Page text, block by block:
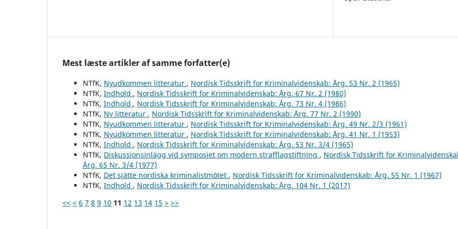
Mest læste artikler af samme forfatter(e)
NTfK, Nyudkommen litteratur , Nordisk Tidsskrift for Kriminalvidenskab: Årg. 53 Nr. 2 (1965)
NTfK, Indhold , Nordisk Tidsskrift for Kriminalvidenskab: Årg. 67 Nr. 2 (1980)
NTfK, Indhold , Nordisk Tidsskrift for Kriminalvidenskab: Årg. 73 Nr. 4 (1986)
NTfK, Ny litteratur , Nordisk Tidsskrift for Kriminalvidenskab: Årg. 77 Nr. 2 (1990)
NTfK, Nyudkommen litteratur , Nordisk Tidsskrift for Kriminalvidenskab: Årg. 49 Nr. 2/3 (1961)
NTfK, Nyudkommen litteratur , Nordisk Tidsskrift for Kriminalvidenskab: Årg. 41 Nr. 1 (1953)
NTfK, Indhold , Nordisk Tidsskrift for Kriminalvidenskab: Årg. 53 Nr. 3/4 (1965)
NTfK, Diskussionsinlägg vid symposiet om modern strafflagstiftning , Nordisk Tidsskrift for
Årg. 65 Nr. 3/4 (1977)
NTfK, Det sjätte nordiska kriminalistmötet , Nordisk Tidsskrift for Kriminalvidenskab: Årg. 55 Nr. 1 (1967)
NTfK, Indhold , Nordisk Tidsskrift for Kriminalvidenskab: Årg. 104 Nr. 1 (2017)
<< < 6 7 8 9 10 11 12 13 14 15 > >>